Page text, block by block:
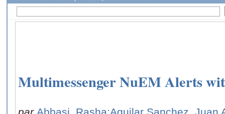
Multimessenger NuEM Alerts
par Abbasi, Rasha;Aguilar Sanchez, Juan